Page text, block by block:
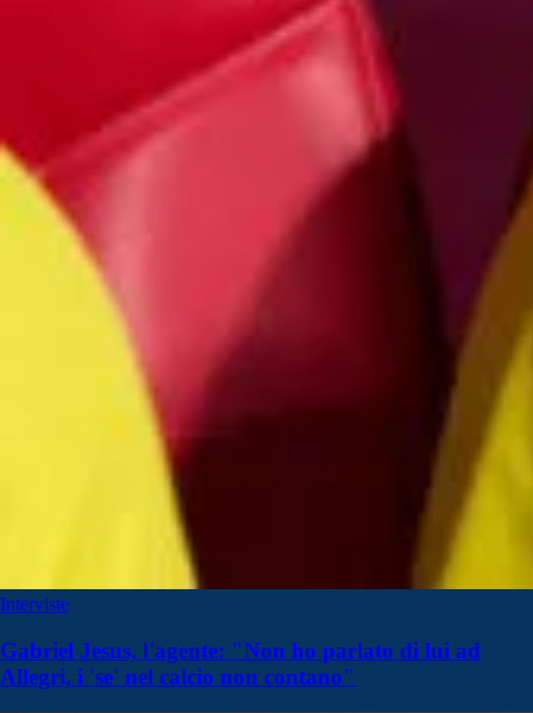
Interviste
Gabriel Jesus, l'agente: "Non ho parlato di lui ad
Allegri, i 'se' nel calcio non contano"